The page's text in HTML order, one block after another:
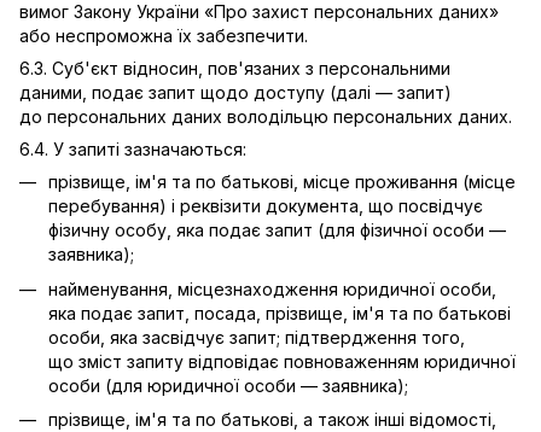
вимог Закону України «Про захист персональних даних»
або неспроможна їх забезпечити.
6.3. Суб'єкт відносин, пов'язаних з персональними
даними, подає запит щодо доступу (далі — запит)
до персональних даних володільцю персональних даних.
6.4. У запиті зазначаються:
прізвище, ім'я та по батькові, місце проживання (місце
перебування) і реквізити документа, що посвідчує
фізичну особу, яка подає запит (для фізичної особи —
заявника);
найменування, місцезнаходження юридичної особи,
яка подає запит, посада, прізвище, ім'я та по батькові
особи, яка засвідчує запит; підтвердження того,
що зміст запиту відповідає повноваженням юридичної
особи (для юридичної особи — заявника);
прізвище, ім'я та по батькові, а також інші відомості,